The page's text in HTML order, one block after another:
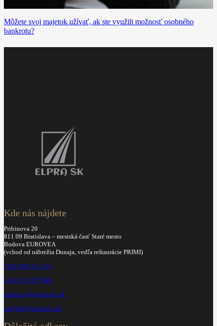
Môžete svoj majetok užívať, ak ste využili možnosť osobného
bankrotu?
Kde nás nájdete
Pribinova 20
811 09 Bratislava – mestská časť Staré mesto
Budova EUROVEA
(vchod od nábrežia Dunaja, vedľa reštaurácie PRIMI)
+421 908 112 512
+421 917 079 946
prachova@prachova.sk
pobijak@prachova.sk